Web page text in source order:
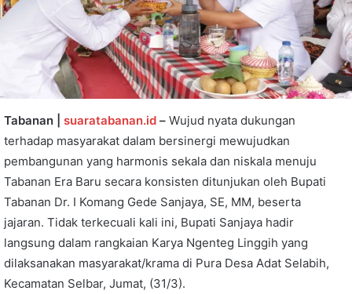
Tabanan | suaratabanan.id – Wujud nyata dukungan
terhadap masyarakat dalam bersinergi mewujudkan
pembangunan yang harmonis sekala dan niskala menuju
Tabanan Era Baru secara konsisten ditunjukan oleh Bupati
Tabanan Dr. I Komang Gede Sanjaya, SE, MM, beserta
jajaran. Tidak terkecuali kali ini, Bupati Sanjaya hadir
langsung dalam rangkaian Karya Ngenteg Linggih yang
dilaksanakan masyarakat/krama di Pura Desa Adat Selabih,
Kecamatan Selbar, Jumat, (31/3).